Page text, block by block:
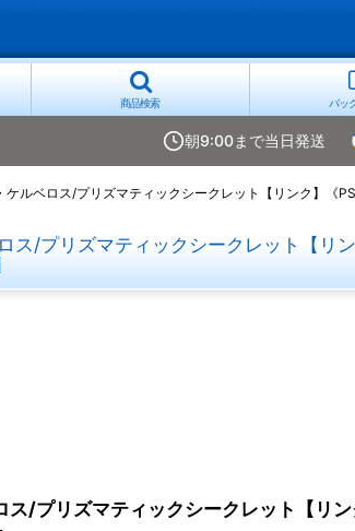
商品検索 パッ
朝9:00まで当日発送
ケルベロス/プリズマティックシークレット【リンク】《
ス/プリズマティックシークレット【リ
ス/プリズマティックシークレット【リ